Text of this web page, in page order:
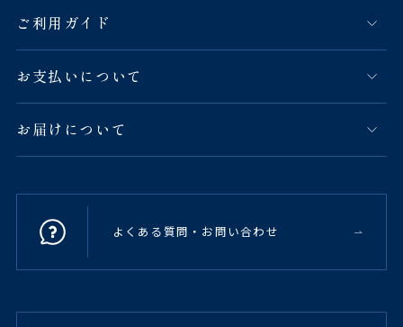
ご利用ガイド
お支払いについて
お届けについて
よくある質問・お問い合わせ